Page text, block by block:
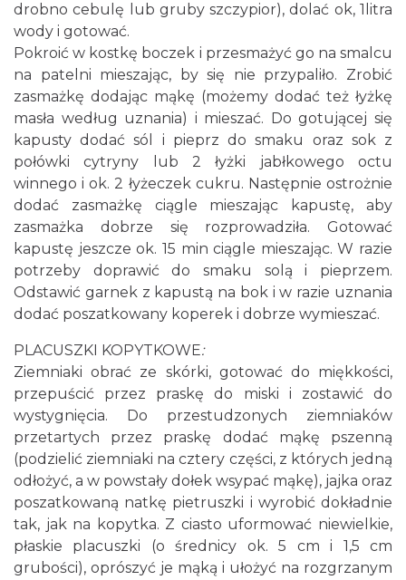
drobno cebulę lub gruby szczypior), dolać ok, 1litra
wody i gotować.
Pokroić w kostkę boczek i przesmażyć go na smalcu
na patelni mieszając, by się nie przypaliło. Zrobić
zasmażkę dodając mąkę (możemy dodać też łyżkę
masła według uznania) i mieszać. Do gotującej się
kapusty dodać sól i pieprz do smaku oraz sok z
połówki cytryny lub 2 łyżki jabłkowego octu
winnego i ok. 2 łyżeczek cukru. Następnie ostrożnie
dodać zasmażkę ciągle mieszając kapustę, aby
zasmażka dobrze się rozprowadziła. Gotować
kapustę jeszcze ok. 15 min ciągle mieszając. W razie
potrzeby doprawić do smaku solą i pieprzem.
Odstawić garnek z kapustą na bok i w razie uznania
dodać poszatkowany koperek i dobrze wymieszać.
PLACUSZKI KOPYTKOWE:
Ziemniaki obrać ze skórki, gotować do miękkości,
przepuścić przez praskę do miski i zostawić do
wystygnięcia. Do przestudzonych ziemniaków
przetartych przez praskę dodać mąkę pszenną
(podzielić ziemniaki na cztery części, z których jedną
odłożyć, a w powstały dołek wsypać mąkę), jajka oraz
poszatkowaną natkę pietruszki i wyrobić dokładnie
tak, jak na kopytka. Z ciasto uformować niewielkie,
płaskie placuszki (o średnicy ok. 5 cm i 1,5 cm
grubości), oprószyć je mąką i ułożyć na rozgrzanym